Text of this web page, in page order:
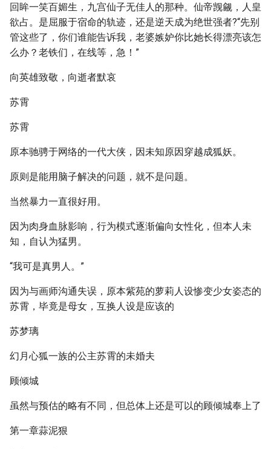
回眸一笑百媚生，九宫仙子无佳人的那种。仙帝觊觎，人皇
欲占。是屈服于宿命的轨迹，还是逆天成为绝世强者?“先别
管这些了，你们谁能告诉我，老婆嫉妒你比她长得漂亮该怎
么办？老铁们，在线等，急！”
向英雄致敬，向逝者默哀
苏霄
苏霄
原本驰骋于网络的一代大侠，因未知原因穿越成狐妖。
原则是能用脑子解决的问题，就不是问题。
当然暴力一直很好用。
因为肉身血脉影响，行为模式逐渐偏向女性化，但本人未
知，自认为猛男。
“我可是真男人。”
因为与画师沟通失误，原本紫苑的萝莉人设惨变少女姿态的
苏霄，毕竟是母女，互换人设是应该的
苏梦璃
幻月心狐一族的公主苏霄的未婚夫
顾倾城
虽然与预估的略有不同，但总体上还是可以的顾倾城奉上了
第一章蒜泥狠